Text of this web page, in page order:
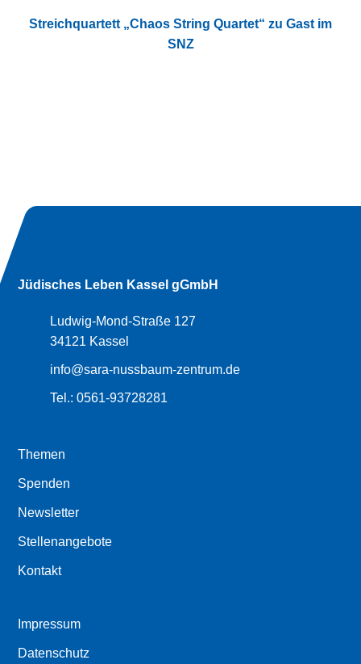
Streichquartett „Chaos String Quartet“ zu Gast im
SNZ
Jüdisches Leben Kassel gGmbH
Ludwig-Mond-Straße 127
34121 Kassel
info@sara-nussbaum-zentrum.de
Tel.: 0561-93728281
Themen
Spenden
Newsletter
Stellenangebote
Kontakt
Impressum
Datenschutz